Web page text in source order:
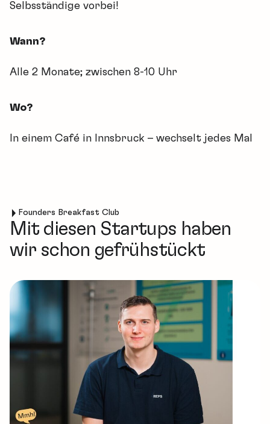
Selbsständige vorbei!
Wann?
Alle 2 Monate; zwischen 8-10 Uhr
Wo?
In einem Café in Innsbruck – wechselt jedes Mal
Founders Breakfast Club
Mit diesen Startups haben
wir schon gefrühstückt